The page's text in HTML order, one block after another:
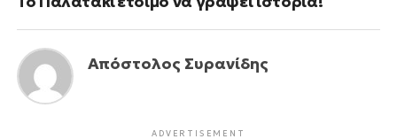
Απόστολος Συρανίδης
ADVERTISEMENT